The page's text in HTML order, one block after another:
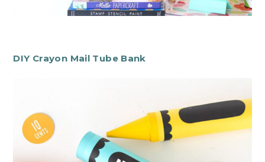
DIY Crayon Mail Tube Bank